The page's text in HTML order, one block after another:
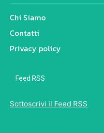
Chi Siamo
Contatti
Privacy policy
Feed RSS
Sottoscrivi il Feed RSS